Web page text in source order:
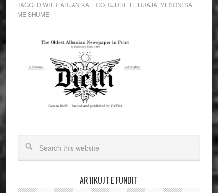
TAGGED WITH:ARJAN KALLCO, GJUHE TE HUAJA, MESONI SA
ME SHUME
ARTIKUJT E FUNDIT